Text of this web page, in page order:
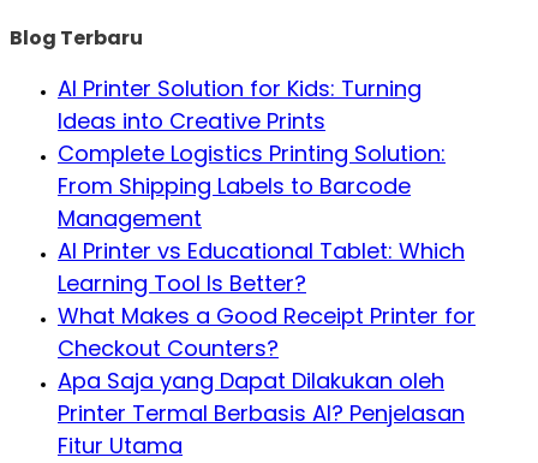
Blog Terbaru
AI Printer Solution for Kids: Turning
Ideas into Creative Prints
Complete Logistics Printing Solution:
From Shipping Labels to Barcode
Management
AI Printer vs Educational Tablet: Which
Learning Tool Is Better?
What Makes a Good Receipt Printer for
Checkout Counters?
Apa Saja yang Dapat Dilakukan oleh
Printer Termal Berbasis AI? Penjelasan
Fitur Utama